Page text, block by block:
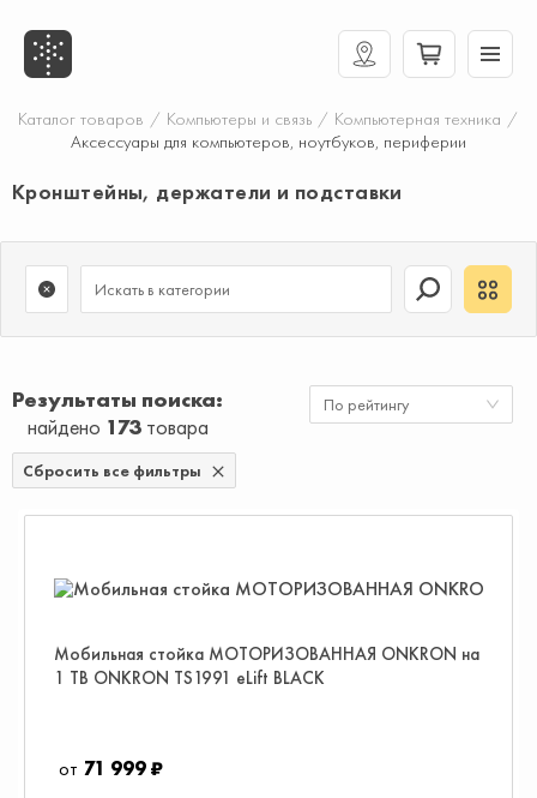
Каталог товаров / Компьютеры и связь / Компьютерная техника /
Аксессуары для компьютеров, ноутбуков, периферии
Кронштейны, держатели и подставки
Результаты поиска
найдено 173товара
По рейтингу
Сбросить все фильтры
Мобильная стойка МОТОРИЗОВАННАЯ ONKRON на
1 ТВ ONKRON TS1991 eLift BLACK
71 999 ₽